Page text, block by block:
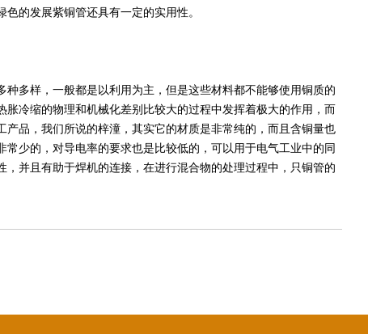
的发展紫铜管还具有一定的实用性。
多样，一般都是以利用为主，但是这些材料都不能够使用铜质的
冷缩的物理和机械化差别比较大的过程中发挥着极大的作用，而
品，我们所说的梓潼，其实它的材质是非常纯的，而且含铜量也
少的，对导电率的要求也是比较低的，可以用于电气工业中的同
并且有助于焊机的连接，在进行混合物的处理过程中，只铜管的